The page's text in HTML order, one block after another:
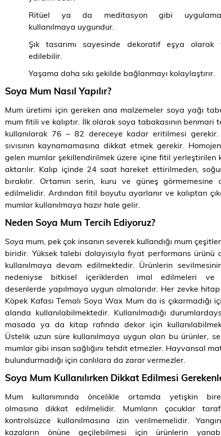
Ritüel ya da meditasyon gibi
kullanılmaya uygundur.
Şık tasarımı sayesinde dekoratif eşya olarak
edilebilir.
Yaşama daha sıkı şekilde bağlanmayı kolaylaştırır.
Soya Mum Nasıl Yapılır?
Mum üretimi için gereken ana malzemeler soya yağı
mum fitili ve kalıptır. İlk olarak soya tabakasının benmari
kullanılarak 76 – 82 dereceye kadar eritilmesi
sıvısının kaynamamasına dikkat etmek gerekir.
gelen mumlar şekillendirilmek üzere içine fitil yerleştirilen
aktarılır. Kalıp içinde 24 saat hareket ettirilmeden,
bırakılır. Ortamın serin, kuru ve güneş görmemesine
edilmelidir. Ardından fitil boyutu ayarlanır ve kalıptan
mumlar kullanılmaya hazır hale gelir.
Neden Soya Mum Tercih Ediyoruz?
Soya mum, pek çok insanın severek kullandığı mum
biridir. Yüksek talebi dolayısıyla fiyat performans ürünü
kullanılmaya devam edilmektedir. Ürünlerin
nedeniyse bitkisel içeriklerden imal edilmeleri ve
desenlerde yapılmaya uygun olmalarıdır. Her zevke
Köpek Kafası Temalı Soya Wax Mum da is çıkarmadığı
alanda kullanılabilmektedir. Kullanılmadığı
masada ya da kitap rafında dekor için
Üstelik uzun süre kullanılmaya uygun olan bu ürünler,
mumlar gibi insan sağlığını tehdit etmezler. Hayvansal
bulundurmadığı için canlılara da zarar vermezler.
Soya Mum Kullanılırken Dikkat Edilmesi
Mum kullanımında öncelikle ortamda yetişkin
olmasına dikkat edilmelidir. Mumların çocuklar
kontrolsüzce kullanılmasına izin verilmemelidir.
kazaların önüne geçilebilmesi için ürünlerin